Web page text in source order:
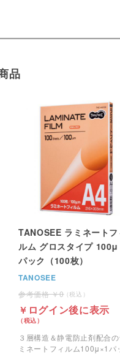
品
TANOSEE ラミネートフ
ルム グロスタイプ 100μ
パック（100枚）
TANOSEE
0
ログイン後に表示
３層構造＆静電防止剤配合の
ミネートフィルム100μ×1パ